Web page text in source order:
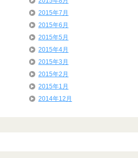
2015年7月
2015年6月
2015年5月
2015年4月
2015年3月
2015年2月
2015年1月
2014年12月